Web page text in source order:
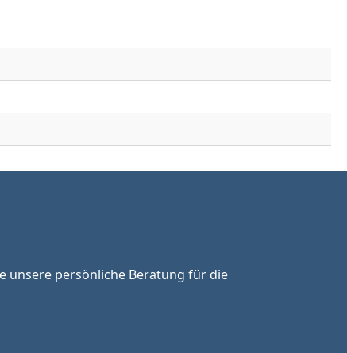
unsere persönliche Beratung für die